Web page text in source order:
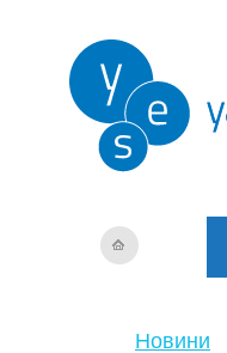
Новини